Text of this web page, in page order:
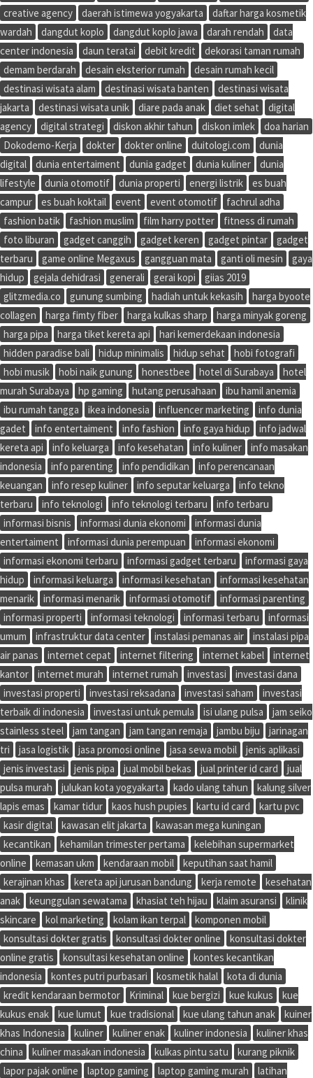
creative agency
daerah istimewa yogyakarta
daftar harga kosmetik
wardah
dangdut koplo dangdut koplo jawa darah rendah
data
center indonesia
daun teratai debit kredit
dekorasi taman rumah
demam berdarah
desain eksterior rumah
desain rumah kecil
destinasi wisata alam
destinasi wisata banten
destinasi wisata
jakarta
destinasi wisata unik diare pada anak diet sehat
digital
agency
digital strategi diskon akhir tahun diskon imlek
doa harian
Dokodemo-Kerja
dokter dokter online duitologi.com
dunia
digital
dunia entertaiment dunia gadget dunia kuliner
dunia
lifestyle
dunia otomotif dunia properti energi listrik
es buah
campur
es buah koktail event event otomotif
fachrul adha
fashion batik
fashion muslim film harry potter
fitness di rumah
foto liburan
gadget canggih gadget keren gadget pintar
gadget
terbaru
game online Megaxus gangguan mata ganti oli mesin
gaya
hidup
gejala dehidrasi generali gerai kopi
giias 2019
glitzmedia.co
gunung sumbing hadiah untuk kekasih
harga byoote
collagen
harga fimty fiber harga kulkas sharp
harga minyak goreng
harga pipa
harga tiket kereta api
hari kemerdekaan indonesia
hidden paradise bali
hidup minimalis hidup sehat
hobi fotografi
hobi musik
hobi naik gunung honestbee hotel di Surabaya
hotel
murah Surabaya
hp gaming hutang perusahaan
ibu hamil anemia
ibu rumah tangga
ikea indonesia influencer marketing
info dunia
gadet
info entertaiment info fashion info gaya hidup
info jadwal
kereta api
info keluarga info kesehatan info kuliner
info masakan
indonesia
info parenting info pendidikan
info perencanaan
keuangan
info resep kuliner info seputar keluarga
info tekno
terbaru
info teknologi info teknologi terbaru
info terbaru
informasi bisnis
informasi dunia ekonomi
informasi dunia
entertaiment
informasi dunia perempuan
informasi ekonomi
informasi ekonomi terbaru
informasi gadget terbaru
informasi gaya
hidup
informasi keluarga informasi kesehatan
informasi kesehatan
menarik
informasi menarik informasi otomotif
informasi parenting
informasi properti
informasi teknologi informasi terbaru
informasi
umum
infrastruktur data center instalasi pemanas air
instalasi pipa
air panas
internet cepat internet filtering internet kabel
internet
kantor
internet murah internet rumah investasi
investasi dana
investasi properti
investasi reksadana investasi saham
investasi
terbaik di indonesia
investasi untuk pemula isi ulang pulsa
jam seiko
stainless steel
jam tangan jam tangan remaja jambu biju
jarinagan
tri
jasa logistik jasa promosi online jasa sewa mobil
jenis aplikasi
jenis investasi
jenis pipa jual mobil bekas jual printer id card
jual
pulsa murah
julukan kota yogyakarta kado ulang tahun
kalung silver
lapis emas
kamar tidur kaos hush pupies kartu id card
kartu pvc
kasir digital
kawasan elit jakarta
kawasan mega kuningan
kecantikan
kehamilan trimester pertama
kelebihan supermarket
online
kemasan ukm kendaraan mobil
keputihan saat hamil
kerajinan khas
kereta api jurusan bandung kerja remote
kesehatan
anak
keunggulan sewatama khasiat teh hijau klaim asuransi
klinik
skincare
kol marketing kolam ikan terpal
komponen mobil
konsultasi dokter gratis
konsultasi dokter online
konsultasi dokter
online gratis
konsultasi kesehatan online
kontes kecantikan
indonesia
kontes putri purbasari kosmetik halal
kota di dunia
kredit kendaraan bermotor
Kriminal kue bergizi kue kukus
kue
kukus enak
kue lumut kue tradisional kue ulang tahun anak
kuiner
khas Indonesia
kuliner kuliner enak kuliner indonesia
kuliner khas
china
kuliner masakan indonesia kulkas pintu satu
kurang piknik
lapor pajak online
laptop gaming laptop gaming murah
latihan